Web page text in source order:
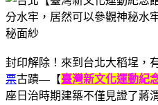
封印解除！來到台北大稻埕，
票古蹟—【臺灣新文化運動紀
座日治時期建築不僅見證了蔣